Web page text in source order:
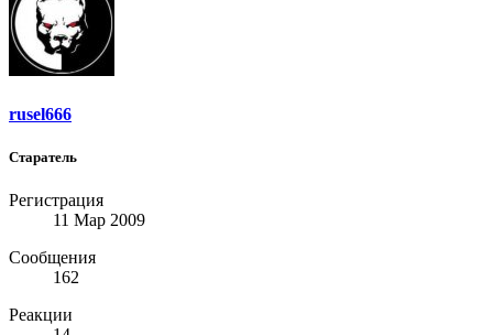
rusel666
Старатель
Регистрация
11 Мар 2009
Сообщения
162
Реакции